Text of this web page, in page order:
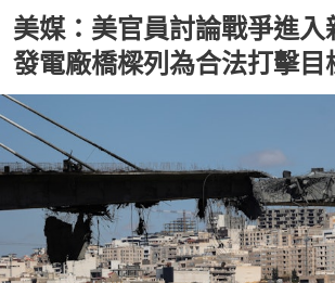
美媒：美官員討論戰爭進
發電廠橋樑列為合法打擊目